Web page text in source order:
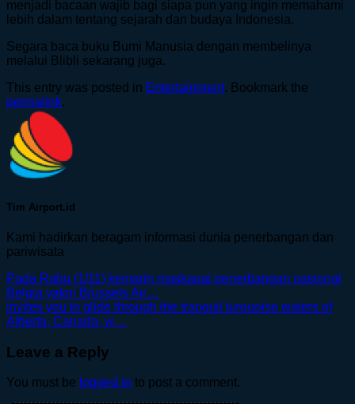
menjadi bacaan wajib bagi siapa pun yang ingin memahami
lebih dalam tentang sejarah dan budaya Indonesia.
Segara baca buku Bumi Manusia dengan membelinya
melalui Blibli sekarang juga.
This entry was posted in Entertainment. Bookmark the
permalink.
Tim Airport.id
Kami hadirkan beragam informasi dunia penerbangan dan
pariwisata
Pada Rabu (1/11) kemarin maskapai penerbangan nasional
Belgia yakni Brussels Air…
invites you to glide through the tranquil turquoise waters of
Alberta, Canada, w…
Leave a Reply
You must be logged in to post a comment.